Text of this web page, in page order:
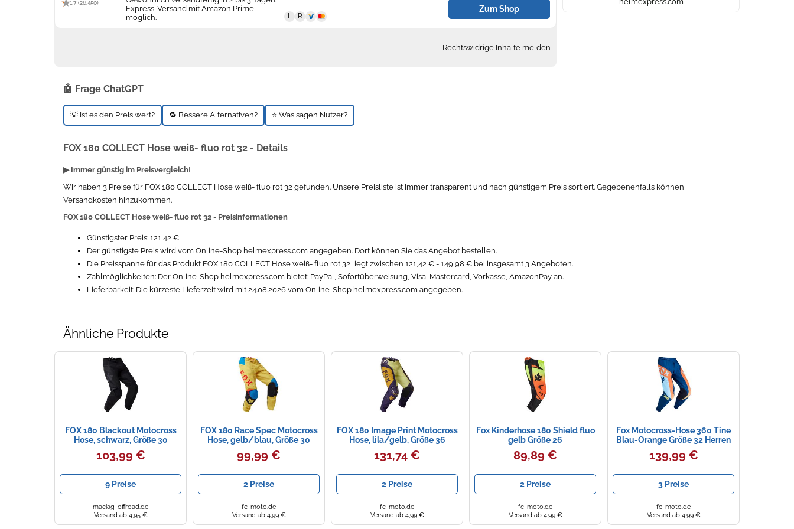
1,7 (26.450)
Express-Versand mit Amazon Prime
möglich.
Zum Shop
Rechtswidrige Inhalte melden
🤖 Frage ChatGPT
💡 Ist es den Preis wert? 🔁 Bessere Alternativen? ⭐ Was sagen Nutzer?
FOX 180 COLLECT Hose weiß- fluo rot 32 - Details
▶ Immer günstig im Preisvergleich!
Wir haben 3 Preise für FOX 180 COLLECT Hose weiß- fluo rot 32 gefunden. Unsere Preisliste ist immer transparent und nach günstigem Preis sortiert. Gegebenenfalls können
Versandkosten hinzukommen.
FOX 180 COLLECT Hose weiß- fluo rot 32 - Preisinformationen
Günstigster Preis: 121,42 €
Der günstigste Preis wird vom Online-Shop helmexpress.com angegeben. Dort können Sie das Angebot bestellen.
Die Preisspanne für das Produkt FOX 180 COLLECT Hose weiß- fluo rot 32 liegt zwischen 121,42 € - 149,98 € bei insgesamt 3 Angeboten.
Zahlmöglichkeiten: Der Online-Shop helmexpress.com bietet: PayPal, Sofortüberweisung, Visa, Mastercard, Vorkasse, AmazonPay an.
Lieferbarkeit: Die kürzeste Lieferzeit wird mit 24.08.2026 vom Online-Shop helmexpress.com angegeben.
Ähnliche Produkte
FOX 180 Blackout Motocross
Hose, schwarz, Größe 30
103,99 €
9 Preise
maciag-offroad.de
Versand ab 4,95 €
FOX 180 Race Spec Motocross
Hose, gelb/blau, Größe 30
99,99 €
2 Preise
fc-moto.de
Versand ab 4,99 €
FOX 180 Image Print Motocross
Hose, lila/gelb, Größe 36
131,74 €
2 Preise
fc-moto.de
Versand ab 4,99 €
Fox Kinderhose 180 Shield fluo
gelb Größe 26
89,89 €
2 Preise
fc-moto.de
Versand ab 4,99 €
Fox Motocross-Hose 360 Tine
Blau-Orange Größe 32 Herren
139,99 €
3 Preise
fc-moto.de
Versand ab 4,99 €